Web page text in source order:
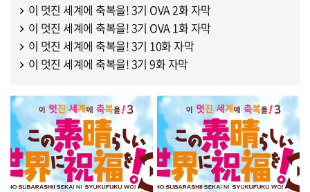
이 멋진 세계에 축복을! 3기 OVA 2화 자막
이 멋진 세계에 축복을! 3기 OVA 1화 자막
이 멋진 세계에 축복을! 3기 10화 자막
이 멋진 세계에 축복을! 3기 9화 자막